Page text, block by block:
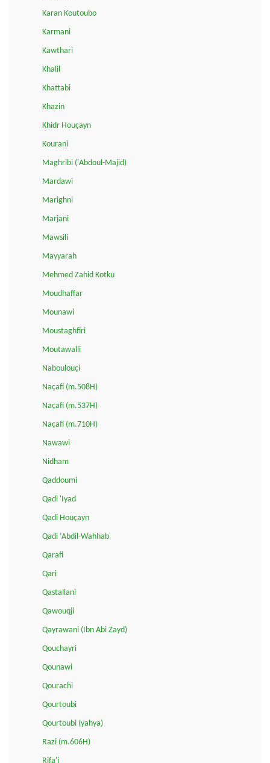
Karan Koutoubo
Karmani
Kawthari
Khalil
Khattabi
Khazin
Khidr Houçayn
Kourani
Maghribi ('Abdoul-Majid)
Mardawi
Marighni
Marjani
Mawsili
Mayyarah
Mehmed Zahid Kotku
Moudhaffar
Mounawi
Moustaghfiri
Moutawalli
Naboulouçi
Naçafi (m.508H)
Naçafi (m.537H)
Naçafi (m.710H)
Nawawi
Nidham
Qaddoumi
Qadi 'Iyad
Qadi Houçayn
Qadi ‘Abdil-Wahhab
Qarafi
Qari
Qastallani
Qawouqji
Qayrawani (Ibn Abi Zayd)
Qouchayri
Qounawi
Qourachi
Qourtoubi
Qourtoubi (yahya)
Razi (m.606H)
Rifa'i